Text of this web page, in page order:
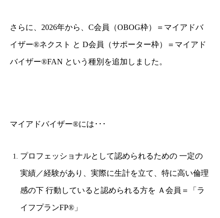
さらに、2026年から、C会員（OBOG枠）＝マイアドバ
イザー®ネクスト と D会員（サポーター枠）＝マイアド
バイザー®FAN という種別を追加しました。
マイアドバイザー®には･･･
プロフェッショナルとして認められるための 一定の
実績／経験があり、実際に生計を立て、特に高い倫理
感の下 行動していると認められる方を Ａ会員＝「ラ
イフプランFP®」